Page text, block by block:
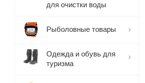
для очистки воды
Рыболовные товары
Одежда и обувь для
туризма